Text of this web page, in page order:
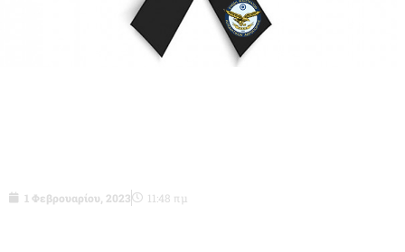
1 Φεβρουαρίου, 2023 11:48 πμ